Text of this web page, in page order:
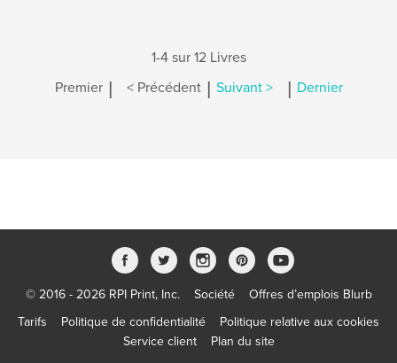
1-4 sur 12 Livres
Premier | < Précédent | Suivant > | Dernier
© 2016 - 2026 RPI Print, Inc. Société
Offres d’emplois Blurb
Tarifs
Politique de confidentialité
Politique relative aux cookies
Service client
Plan du site